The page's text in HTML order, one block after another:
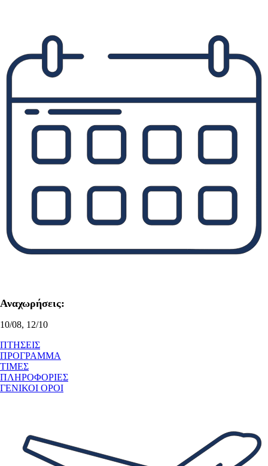
Αναχωρήσεις:
10/08, 12/10
ΠΤΗΣΕΙΣ
ΠΡΟΓΡΑΜΜΑ
ΤΙΜΕΣ
ΠΛΗΡΟΦΟΡΙΕΣ
ΓΕΝΙΚΟΙ ΟΡΟΙ